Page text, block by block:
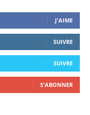
J'AIME
SUIVRE
SUIVRE
S'ABONNER